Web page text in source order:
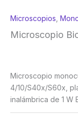
Microscopios,
Microscopio
Microscopio
4/10/S40x/S60x,
inalámbrica de 1 W